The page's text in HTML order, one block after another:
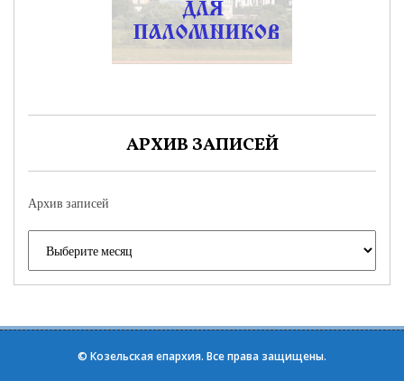
АРХИВ ЗАПИСЕЙ
Архив записей
© Козельская епархия. Все права защищены.